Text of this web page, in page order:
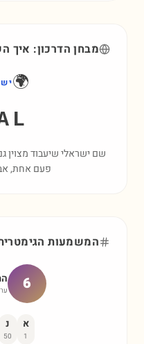
מבחן הדרכון: איך
🌍
שם ישראלי שיעבוד מצוין
פעם אחת,
המשמעות
6
א
1
נ
50